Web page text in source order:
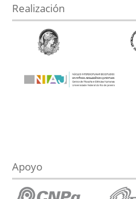
Realización
Apoyo